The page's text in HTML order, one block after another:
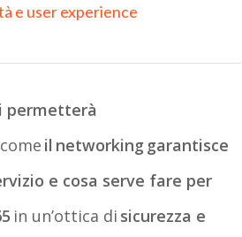
e user experience
permetterà
come il networking garantisce
e cosa serve fare per
in un’ottica di sicurezza e